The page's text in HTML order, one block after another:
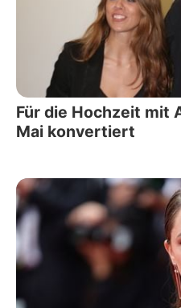
Für die Hochzeit mit
Mai konvertiert